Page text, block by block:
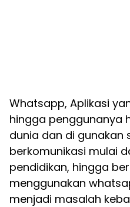
Whatsapp, Aplikasi
hingga penggunanya
dunia dan di gunakan
berkomunikasi mulai
pendidikan, hingga
menggunakan
menjadi masalah